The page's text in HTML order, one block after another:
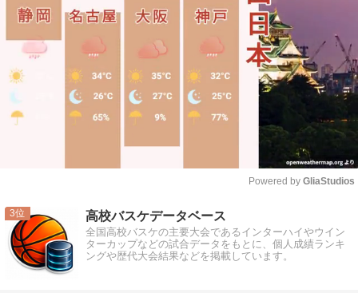
Powered by GliaStudios
3 高校バスケデータベース
全国高校バスケの主要大会であるインターハイやウイン
ターカップなどの試合データをもとに、個人成績ランキ
ングや歴代大会結果などを掲載しています。